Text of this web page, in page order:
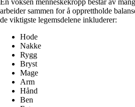
arbeider sammen for å opprettholde
de viktigste legemsdelene inkluderer:
Hode
Nakke
Rygg
Bryst
Mage
Arm
Hånd
Ben